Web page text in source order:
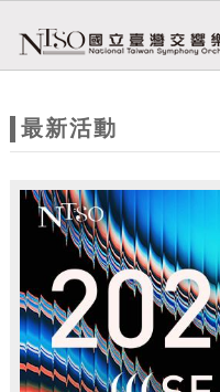
站
題
最新活動